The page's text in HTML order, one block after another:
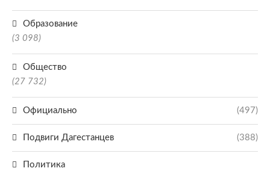
Образование
(3 098)
Общество
(27 732)
Официально (497)
Подвиги Дагестанцев (388)
Политика